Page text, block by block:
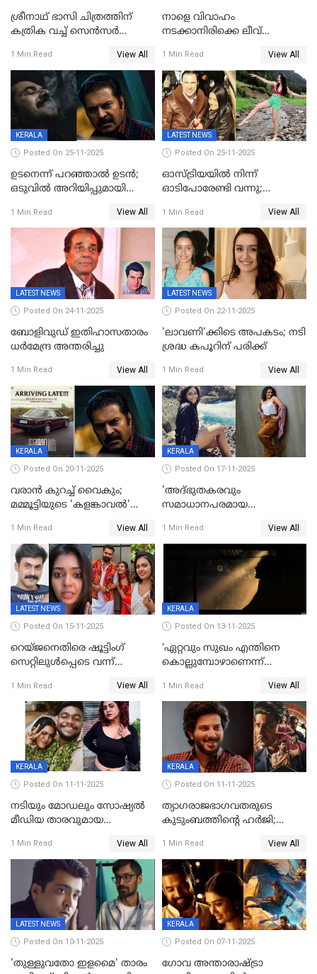
ശ്രീനാഥ് ഭാസി ചിത്രത്തിന്
കത്രിക വച്ച് സെൻസർ
മാറ്റണം';പൊങ്കാല റിലീസ് മാറ്റി
1 Min Read View All
നാളെ വിവാഹം
നടക്കാനിരിക്കെ ലീവ്
സൂപ്പർവൈസർ
ജീവനൊടുക്കി
1 Min Read View All
KERALA
Posted On 25-11-2025
ഉടനെന്ന് പറഞ്ഞാൽ ഉടൻ;
ഒടുവിൽ അറിയിപ്പുമായി
റിലീസ് തീയതി പുറത്ത്
1 Min Read View All
LATEST NEWS
Posted On 25-11-2025
ഓസ്ട്രിയയിൽ നിന്ന്
ഓടിപോരേണ്ടി വന്നു;
ശാരീരികമായും ഉപദ്രവിച്ചു;
ഭർത്താവിനെതിരെ 50 കോടി
രൂപ നഷ്ടപരിഹാരം
ആവശ്യപ്പെട്ട് മുൻ മിസ് ഇന്ത്യ
1 Min Read View All
LATEST NEWS
Posted On 24-11-2025
ബോളിവുഡ് ഇതിഹാസതാരം
ധർമേന്ദ്ര അന്തരിച്ചു
1 Min Read View All
LATEST NEWS
Posted On 22-11-2025
'ലാവണി'ക്കിടെ അപകടം; നടി
ശ്രദ്ധ കപൂറിന് പരിക്ക്
1 Min Read View All
KERALA
Posted On 20-11-2025
വരാൻ കുറച്ച് വൈകും;
മമ്മൂട്ടിയുടെ 'കളങ്കാവൽ'
1 Min Read View All
KERALA
Posted On 17-11-2025
'അദ്‌ഭുതകരവും
സമാധാനപരമായ
വിവാഹമോചിതയായെന്ന് മീര
വാസുദേവൻ
1 Min Read View All
LATEST NEWS
Posted On 15-11-2025
റെയ്ജനെതിരെ ഷൂട്ടിംഗ്
സെറ്റിലുൾപ്പെടെ വന്ന്
ബിയര്‍ കുപ്പി തലയ്ക്ക് അടിച്ച്
പൊട്ടിക്കുമെന്ന്
ഭീഷണി;അശ്ലീല
മെസേജുകളും വെളിപ്പെടുത്തി
മൃദുല വിജയ്
1 Min Read View All
KERALA
Posted On 13-11-2025
‘ഏറ്റവും സുഖം എന്തിനെ
കൊല്ലുമ്പോഴാണെന്ന്
വില്ലത്തരത്തിന്റെ അങ്ങേയറ്റം;
മമ്മൂട്ടി മാജിക്ക്, കളങ്കാവല്‍
ട്രെയിലര്‍ പുറത്ത്
1 Min Read View All
KERALA
Posted On 11-11-2025
നടിയും മോഡലും സോഷ്യൽ
മീഡിയ താരവുമായ
ഇന്ന്‌ നല്ലൊരു ബിസി ഡേ
ആയിരുന്നുവെന്ന് നന്ദിത
ശങ്കര
1 Min Read View All
KERALA
Posted On 11-11-2025
ത്യാഗരാജഭാഗവതരുടെ
കുടുംബത്തിന്റെ ഹര്‍ജി;
ഹൈക്കോടതി നോട്ടീസ്‌
1 Min Read View All
LATEST NEWS
Posted On 10-11-2025
'തുള്ളുവതോ ഇളമൈ' താരം
KERALA
Posted On 07-11-2025
ഗോവ അന്താരാഷ്ട്രാ